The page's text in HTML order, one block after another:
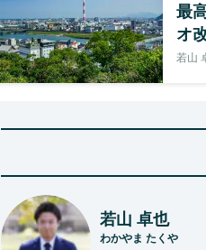
最
オ
若山
若山 卓也
わかやま たくや